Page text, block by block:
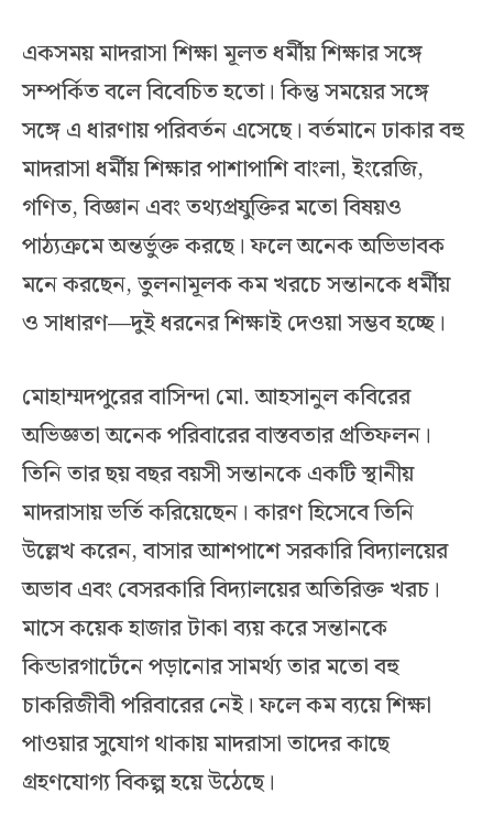
একসময় মাদরাসা শিক্ষা মূলত ধর্মীয় শিক্ষার সঙ্গে
সম্পর্কিত বলে বিবেচিত হতো। কিন্তু সময়ের সঙ্গে
সঙ্গে এ ধারণায় পরিবর্তন এসেছে। বর্তমানে ঢাকার বহু
মাদরাসা ধর্মীয় শিক্ষার পাশাপাশি বাংলা, ইংরেজি,
গণিত, বিজ্ঞান এবং তথ্যপ্রযুক্তির মতো বিষয়ও
পাঠ্যক্রমে অন্তর্ভুক্ত করছে। ফলে অনেক অভিভাবক
মনে করছেন, তুলনামূলক কম খরচে সন্তানকে ধর্মীয়
ও সাধারণ—দুই ধরনের শিক্ষাই দেওয়া সম্ভব হচ্ছে।
মোহাম্মদপুরের বাসিন্দা মো. আহসানুল কবিরের
অভিজ্ঞতা অনেক পরিবারের বাস্তবতার প্রতিফলন।
তিনি তার ছয় বছর বয়সী সন্তানকে একটি স্থানীয়
মাদরাসায় ভর্তি করিয়েছেন। কারণ হিসেবে তিনি
উল্লেখ করেন, বাসার আশপাশে সরকারি বিদ্যালয়ের
অভাব এবং বেসরকারি বিদ্যালয়ের অতিরিক্ত খরচ।
মাসে কয়েক হাজার টাকা ব্যয় করে সন্তানকে
কিন্ডারগার্টেনে পড়ানোর সামর্থ্য তার মতো বহু
চাকরিজীবী পরিবারের নেই। ফলে কম ব্যয়ে শিক্ষা
পাওয়ার সুযোগ থাকায় মাদরাসা তাদের কাছে
গ্রহণযোগ্য বিকল্প হয়ে উঠেছে।